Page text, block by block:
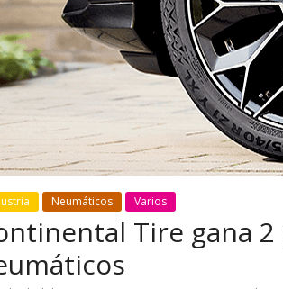
Neumáticos Varios
Tire gana